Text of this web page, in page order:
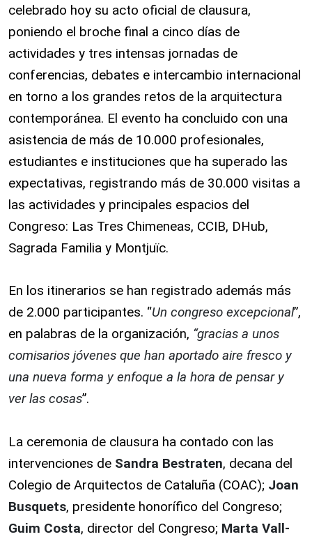
celebrado hoy su acto oficial de clausura,
poniendo el broche final a cinco días de
actividades y tres intensas jornadas de
conferencias, debates e intercambio internacional
en torno a los grandes retos de la arquitectura
contemporánea. El evento ha concluido con una
asistencia de más de 10.000 profesionales,
estudiantes e instituciones que ha superado las
expectativas, registrando más de 30.000 visitas a
las actividades y principales espacios del
Congreso: Las Tres Chimeneas, CCIB, DHub,
Sagrada Familia y Montjuïc.
En los itinerarios se han registrado además más
de 2.000 participantes. “Un congreso excepcional”,
en palabras de la organización, “gracias a unos
comisarios jóvenes que han aportado aire fresco y
una nueva forma y enfoque a la hora de pensar y
ver las cosas”.
La ceremonia de clausura ha contado con las
intervenciones de Sandra Bestraten, decana del
Colegio de Arquitectos de Cataluña (COAC); Joan
Busquets, presidente honorífico del Congreso;
Guim Costa, director del Congreso; Marta Vall-